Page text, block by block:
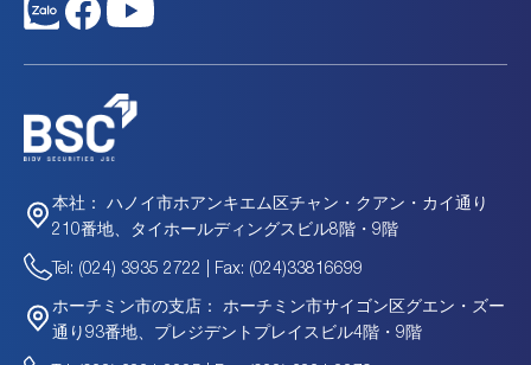
本社：
ハノイ市ホアンキエム区チャン・クアン・カイ通り
210番地、タイホールディングスビル8階・9階
Tel: (024) 3935 2722 | Fax: (024)33816699
ホーチミン市の支店：
ホーチミン市サイゴン区グエン・ズー
通り93番地、プレジデントプレイスビル4階・9階